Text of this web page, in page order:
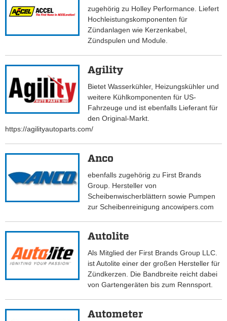
zugehörig zu Holley Performance. Liefert
Hochleistungskomponenten für
Zündanlagen wie Kerzenkabel,
Zündspulen und Module.
Agility
Bietet Wasserkühler, Heizungskühler und
weitere Kühlkomponenten für US-
Fahrzeuge und ist ebenfalls Lieferant für
den Original-Markt.
https://agilityautoparts.com/
Anco
ebenfalls zugehörig zu First Brands
Group. Hersteller von
Scheibenwischerblättern sowie Pumpen
zur Scheibenreinigung ancowipers.com
Autolite
Als Mitglied der First Brands Group LLC.
ist Autolite einer der großen Hersteller für
Zündkerzen. Die Bandbreite reicht dabei
von Gartengeräten bis zum Rennsport.
Autometer